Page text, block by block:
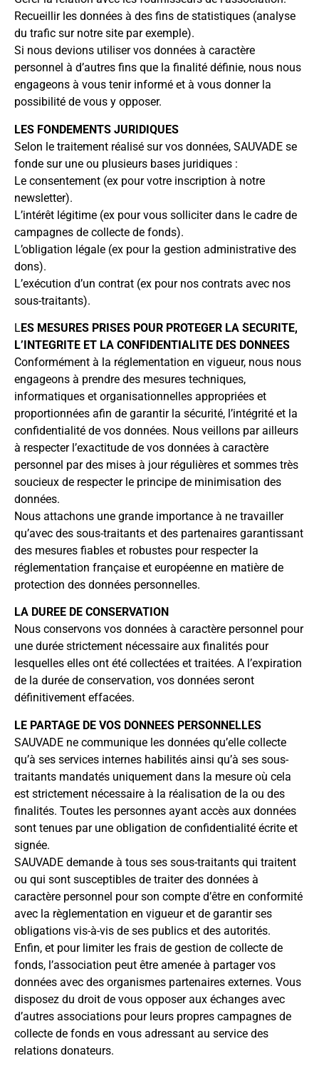
Recueillir les données à des fins de statistiques (analyse
du trafic sur notre site par exemple).
Si nous devions utiliser vos données à caractère
personnel à d’autres fins que la finalité définie, nous nous
engageons à vous tenir informé et à vous donner la
possibilité de vous y opposer.
LES FONDEMENTS JURIDIQUES
Selon le traitement réalisé sur vos données, SAUVADE se
fonde sur une ou plusieurs bases juridiques :
Le consentement (ex pour votre inscription à notre
newsletter).
L’intérêt légitime (ex pour vous solliciter dans le cadre de
campagnes de collecte de fonds).
L’obligation légale (ex pour la gestion administrative des
dons).
L’exécution d’un contrat (ex pour nos contrats avec nos
sous-traitants).
LES MESURES PRISES POUR PROTEGER LA SECURITE,
L’INTEGRITE ET LA CONFIDENTIALITE DES DONNEES
Conformément à la réglementation en vigueur, nous nous
engageons à prendre des mesures techniques,
informatiques et organisationnelles appropriées et
proportionnées afin de garantir la sécurité, l’intégrité et la
confidentialité de vos données. Nous veillons par ailleurs
à respecter l’exactitude de vos données à caractère
personnel par des mises à jour régulières et sommes très
soucieux de respecter le principe de minimisation des
données.
Nous attachons une grande importance à ne travailler
qu’avec des sous-traitants et des partenaires garantissant
des mesures fiables et robustes pour respecter la
réglementation française et européenne en matière de
protection des données personnelles.
LA DUREE DE CONSERVATION
Nous conservons vos données à caractère personnel pour
une durée strictement nécessaire aux finalités pour
lesquelles elles ont été collectées et traitées. A l’expiration
de la durée de conservation, vos données seront
définitivement effacées.
LE PARTAGE DE VOS DONNEES PERSONNELLES
SAUVADE ne communique les données qu’elle collecte
qu’à ses services internes habilités ainsi qu’à ses sous-
traitants mandatés uniquement dans la mesure où cela
est strictement nécessaire à la réalisation de la ou des
finalités. Toutes les personnes ayant accès aux données
sont tenues par une obligation de confidentialité écrite et
signée.
SAUVADE demande à tous ses sous-traitants qui traitent
ou qui sont susceptibles de traiter des données à
caractère personnel pour son compte d’être en conformité
avec la règlementation en vigueur et de garantir ses
obligations vis-à-vis de ses publics et des autorités.
Enfin, et pour limiter les frais de gestion de collecte de
fonds, l’association peut être amenée à partager vos
données avec des organismes partenaires externes. Vous
disposez du droit de vous opposer aux échanges avec
d’autres associations pour leurs propres campagnes de
collecte de fonds en vous adressant au service des
relations donateurs.